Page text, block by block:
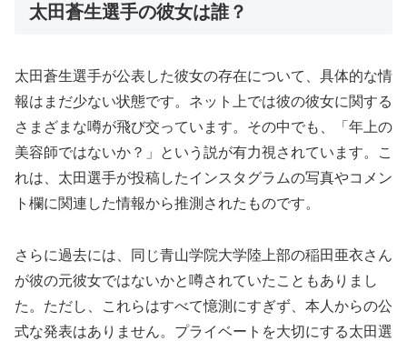
太田蒼生選手の彼女は誰？
太田蒼生選手が公表した彼女の存在について、具体的な情
報はまだ少ない状態です。ネット上では彼の彼女に関する
さまざまな噂が飛び交っています。その中でも、「年上の
美容師ではないか？」という説が有力視されています。こ
れは、太田選手が投稿したインスタグラムの写真やコメン
ト欄に関連した情報から推測されたものです。
さらに過去には、同じ青山学院大学陸上部の稲田亜衣さん
が彼の元彼女ではないかと噂されていたこともありまし
た。ただし、これらはすべて憶測にすぎず、本人からの公
式な発表はありません。プライベートを大切にする太田選